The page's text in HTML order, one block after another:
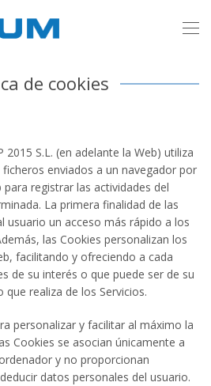
de cookies
2015 S.L. (en adelante la Web) utiliza
enviados a un navegador por
registrar las actividades del
La primera finalidad de las
usuario un acceso más rápido a los
las Cookies personalizan los
facilitando y ofreciendo a cada
de su interés o que puede ser de su
realiza de los Servicios.
personalizar y facilitar al máximo la
Cookies se asocian únicamente a
y no proporcionan
datos personales del usuario.